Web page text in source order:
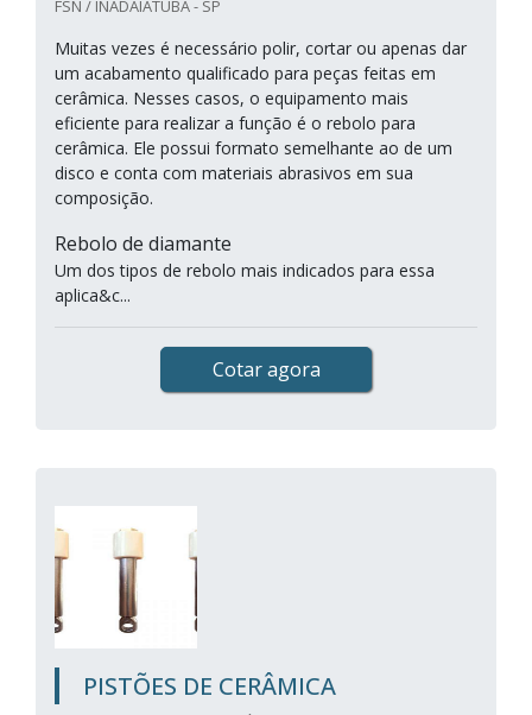
FSN / INADAIATUBA - SP
Muitas vezes é necessário polir, cortar ou apenas dar
um acabamento qualificado para peças feitas em
cerâmica. Nesses casos, o equipamento mais
eficiente para realizar a função é o rebolo para
cerâmica. Ele possui formato semelhante ao de um
disco e conta com materiais abrasivos em sua
composição.
Rebolo de diamante
Um dos tipos de rebolo mais indicados para essa
aplica&c...
Cotar agora
PISTÕES DE CERÂMICA